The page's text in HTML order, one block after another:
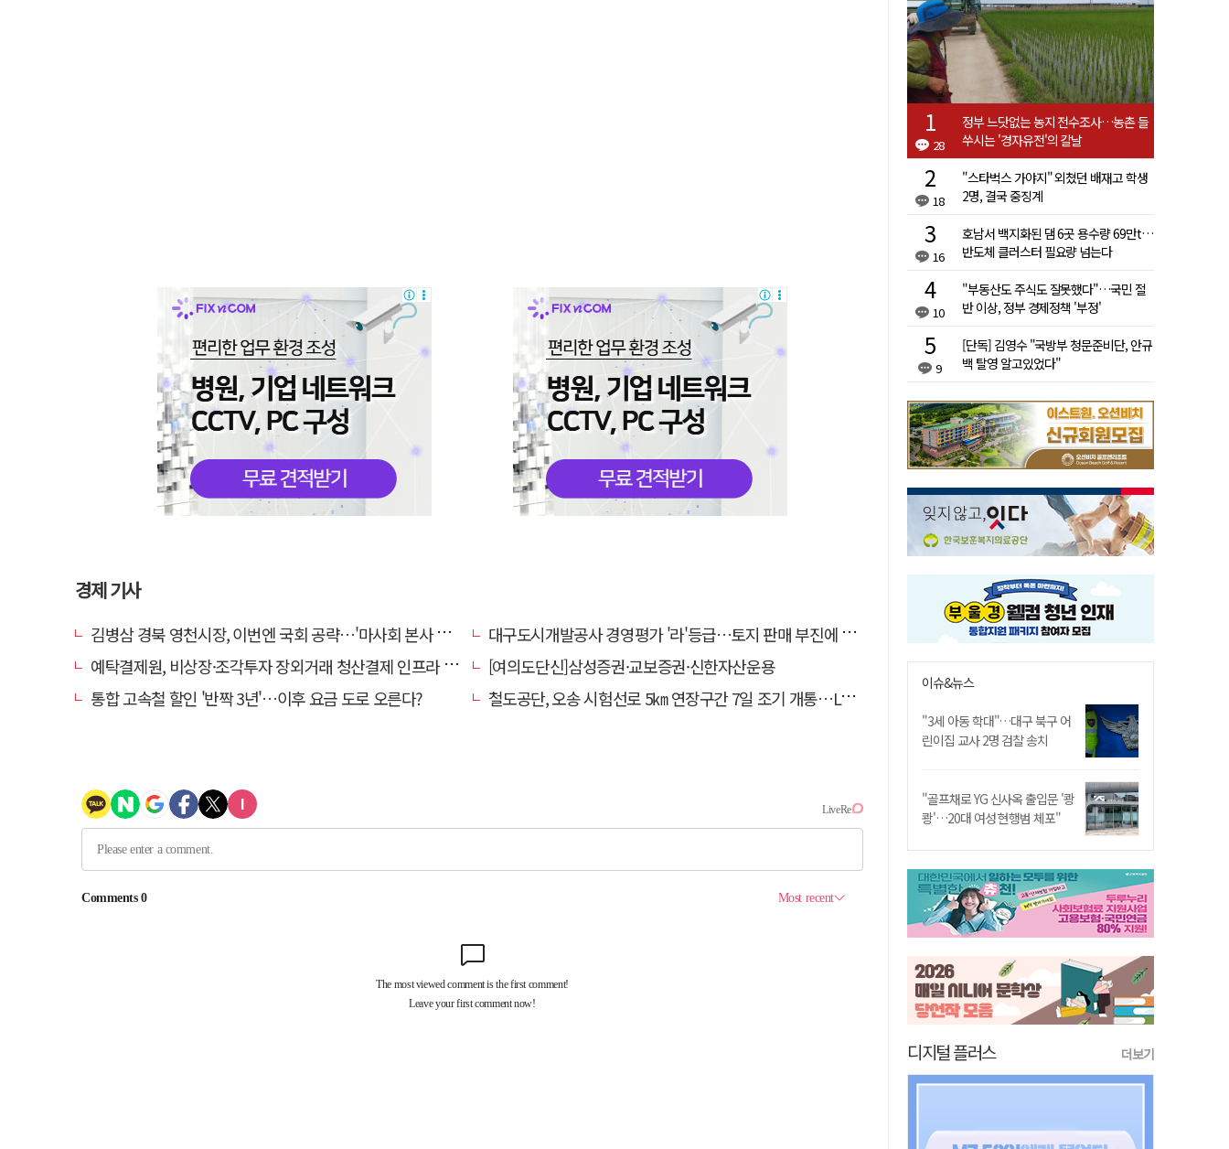
경제 기사
김병삼 경북 영천시장, 이번엔 국회 공략…'마사회 본사 이전·광역교통망 확충' 요청
대구도시개발공사 경영평가 '라'등급…토지 판매 부진에 1년 만에 두 단계 '뚝'
예탁결제원, 비상장·조각투자 장외거래 청산결제 인프라 구축 착수…연내 가동
[여의도단신]삼성증권·교보증권·신한자산운용
통합 고속철 할인 '반짝 3년'…이후 요금 도로 오른다?
철도공단, 오송 시험선로 5㎞ 연장구간 7일 조기 개통…LA 메트로 사업 지원
28
정부 느닷없는 농지 전수조사…농촌 들
쑤시는 '경자유전'의 칼날
18
"스타벅스 가야지" 외쳤던 배재고 학생
2명, 결국 중징계
16
호남서 백지화된 댐 6곳 용수량 69만t…
반도체 클러스터 필요량 넘는다
10
"부동산도 주식도 잘못했다"…국민 절
반 이상, 정부 경제정책 '부정'
9
[단독] 김영수 "국방부 청문준비단, 안규
백 탈영 알고있었다"
이슈&뉴스
"3세 아동 학대"…대구 북구 어
린이집 교사 2명 검찰 송치
"골프채로 YG 신사옥 출입문 '쾅
쾅'…20대 여성 현행범 체포"
디지털 플러스 더보기